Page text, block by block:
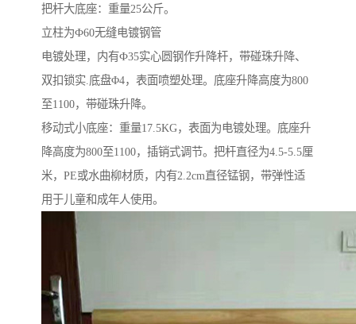
把杆大底座：重量25公斤。
立柱为Ф60无缝电镀钢管
电镀处理，内有Ф35实心圆钢作升降杆，带碰珠升降、
双扣锁实.底盘Φ4，表面喷塑处理。底座升降高度为800
至1100，带碰珠升降。
移动式小底座：重量17.5KG，表面为电镀处理。底座升
降高度为800至1100，插销式调节。把杆直径为4.5-5.5厘
米，PE或水曲柳材质，内有2.2cm直径锰钢，带弹性适
用于儿童和成年人使用。